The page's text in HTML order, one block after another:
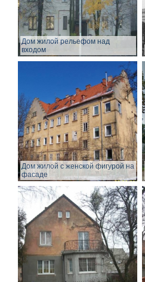
Дом жилой рельефом над
входом
Дом жилой с женской фигурой на
фасаде